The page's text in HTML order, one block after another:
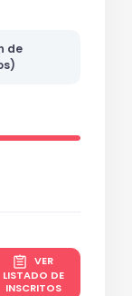
de
VER
LISTADO DE
INSCRITOS